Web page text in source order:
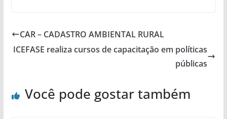
CAR – CADASTRO AMBIENTAL RURAL
ICEFASE realiza cursos de capacitação em políticas
públicas
Você pode gostar também